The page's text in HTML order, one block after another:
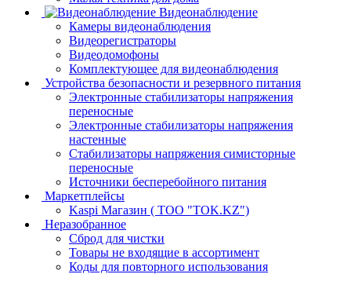
Видеонаблюдение
Камеры видеонаблюдения
Видеорегистраторы
Видеодомофоны
Комплектующее для видеонаблюдения
Устройства безопасности и резервного питания
Электронные стабилизаторы напряжения
переносные
Электронные стабилизаторы напряжения
настенные
Стабилизаторы напряжения симисторные
переносные
Источники бесперебойного питания
Маркетплейсы
Kaspi Магазин ( ТОО "TOK.KZ")
Неразобранное
Сброд для чистки
Товары не входящие в ассортимент
Коды для повторного использования